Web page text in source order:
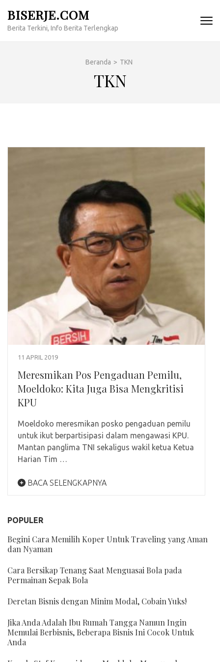
konten
BISERJE.COM
Berita Terkini, Info Berita Terlengkap
Beranda > TKN
TKN
11 APRIL 2019
Meresmikan Pos Pengaduan Pemilu,
Moeldoko: Kita Juga Bisa Mengkritisi
KPU
Moeldoko meresmikan posko pengaduan pemilu
untuk ikut berpartisipasi dalam mengawasi KPU.
Mantan panglima TNI sekaligus wakil ketua Ketua
Harian Tim …
BACA SELENGKAPNYA
POPULER
Begini Cara Memilih Koper Untuk Traveling yang Aman
dan Nyaman
Cara Bersikap Tenang Saat Menguasai Bola pada
Permainan Sepak Bola
Deretan Bisnis dengan Minim Modal, Cobain Yuks!
Jika Anda Adalah Ibu Rumah Tangga Namun Ingin
Memulai Berbisnis, Beberapa Bisnis Ini Cocok Untuk
Anda